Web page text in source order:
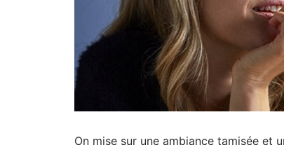
On mise sur une ambiance tamisée et